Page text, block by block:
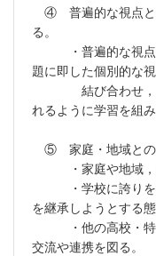
④ 普遍的な視点と
る。
・普遍的な視点か
題に即した個別的な
結び合わせ，人
れるように学習を組み
⑤ 家庭・地域との
・家庭や地域，関
・学校に誇りを持
を継承しようとする態
・他の高校・特別
交流や連携を図る。